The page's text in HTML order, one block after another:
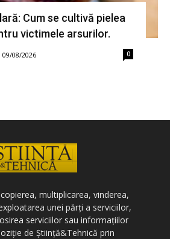
Cum se cultivă pielea
victimele arsurilor.
09/08/2026 0
multiplicarea, vinderea,
unei părți a serviciilor,
serviciilor sau informațiilor
de Știință&Tehnică prin